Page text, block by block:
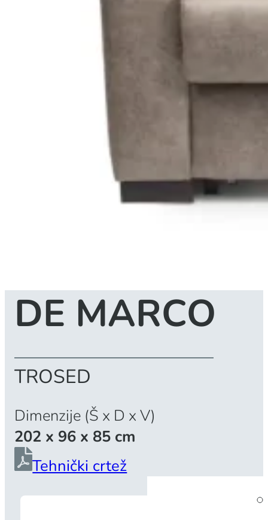
DE MARCO
TROSED
Dimenzije (Š x D x V)
202 x 96 x 85 cm
Tehnički crtež